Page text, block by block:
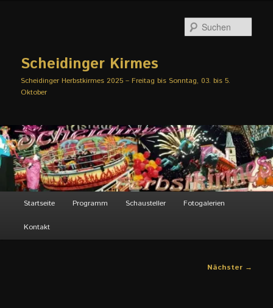
springenScheidinger Kirmes
Scheidinger Herbstkirmes 2025 – Freitag bis Sonntag, 03. bis 5.
Oktober
Hauptmenü
Startseite Programm Schausteller Fotogalerien
Kontakt
Nächster →